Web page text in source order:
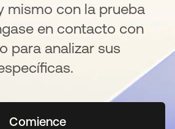
mismo con la prueba
en contacto con
para analizar sus
Comiencese abre en una pestaña